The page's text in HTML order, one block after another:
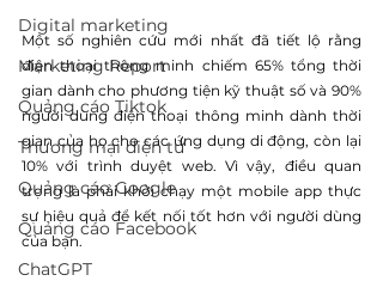
Digital marketing
Marketing Report
Quảng cáo Tiktok
Thương mại điện tử
Quảng cáo Google
Quảng cáo Facebook
ChatGPT
Một số nghiên cứu mới nhất đã tiết lộ rằng
điện thoại thông minh chiếm 65% tổng thời
gian dành cho phương tiện kỹ thuật số và 90%
người dùng điện thoại thông minh dành thời
gian của họ cho các ứng dụng di động, còn lại
10% với trình duyệt web. Vì vậy, điều quan
trọng là phải khởi chạy một mobile app thực
sự hiệu quả để kết nối tốt hơn với người dùng
của bạn.